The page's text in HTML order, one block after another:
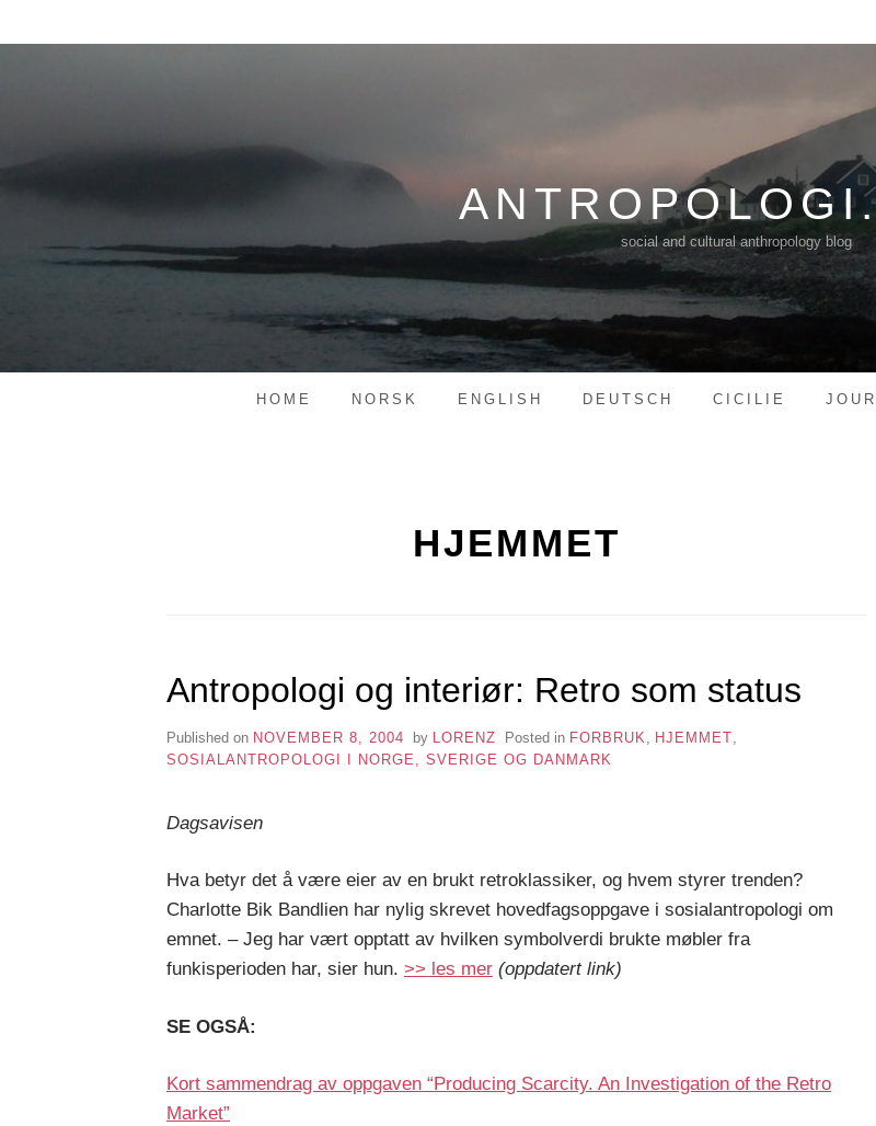
social and cultural anthropology blog
HOME NORSK ENGLISH DEUTSCH CICILIE
HJEMMET
Antropologi og interiør: Retro som status
Published on NOVEMBER 8, 2004 by LORENZ Posted in FORBRUK HJEMMET
SOSIALANTROPOLOGI I NORGE, SVERIGE OG DANMARK
Dagsavisen
Hva betyr det å være eier av en brukt retroklassiker, og hvem styrer trenden?
Charlotte Bik Bandlien har nylig skrevet hovedfagsoppgave i sosialantropologi om
emnet. – Jeg har vært opptatt av hvilken symbolverdi brukte møbler fra
funkisperioden har, sier hun. >> les mer (oppdatert link)
SE OGSÅ:
Kort sammendrag av oppgaven “Producing Scarcity. An Investigation of the Retro
Market”